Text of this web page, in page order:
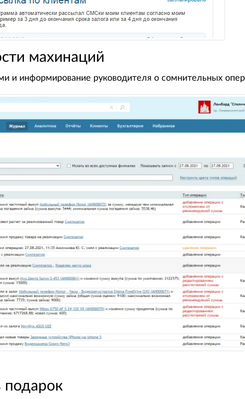
махинаций
и информирование руководителя о сомнительных
подарок